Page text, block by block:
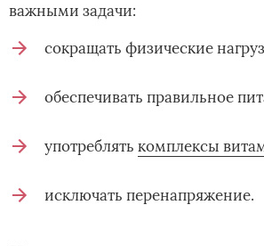
важными задачи:
сокращать физические
обеспечивать правильное
употреблять комплексы
исключать перенапряжение.